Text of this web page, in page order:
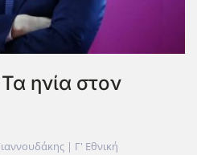
ηνία στον
| Γ' Εθνική